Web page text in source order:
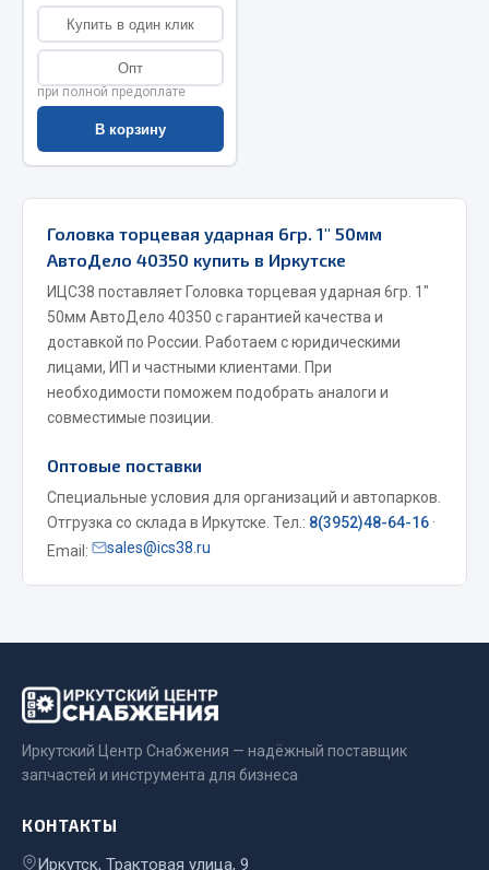
Весь раздел
Запчасти КамАЗ
Система питания
Система выпуска газа
Система охлаждения
Сцепление
Коробка передач
Коробка передач ZF
Показать ещё
Запчасти МАЗ
Система питания
Подвеска
Тормозная система
Окно ветровое
Электрооборудование
Показать ещё
Запчасти Урал
Купить в один клик
Опт
при полной предоплате
В корзину
Головка торцевая ударная 6гр. 1" 50мм
АвтоДело 40350 купить в Иркутске
ИЦС38 поставляет Головка торцевая ударная 6гр. 1"
50мм АвтоДело 40350 с гарантией качества и
доставкой по России. Работаем с юридическими
лицами, ИП и частными клиентами. При
необходимости поможем подобрать аналоги и
совместимые позиции.
Оптовые поставки
Специальные условия для организаций и автопарков.
Отгрузка со склада в Иркутске. Тел.: 8(3952)48-64-16 ·
Email:
sales@ics38.ru
Иркутский Центр Снабжения — надёжный поставщик
запчастей и инструмента для бизнеса
КОНТАКТЫ
Иркутск, Трактовая улица, 9